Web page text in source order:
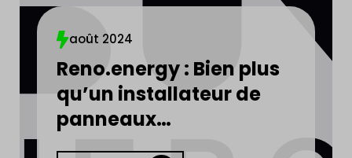
août 2024
Reno.energy : Bien plus
qu’un installateur de
panneaux
photovoltaïques